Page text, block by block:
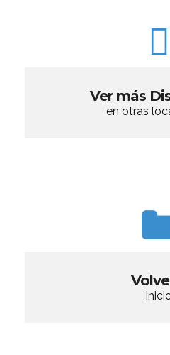
Ver más
en otras